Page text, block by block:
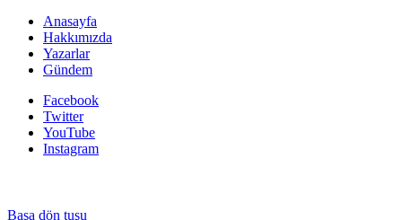
Anasayfa
Hakkımızda
Yazarlar
Gündem
Facebook
Twitter
YouTube
Instagram
Başa dön tuşu